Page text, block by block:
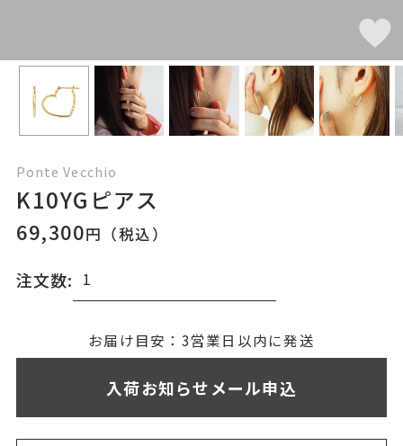
Ponte Vecchio
K10YGピアス
69,300円（税込）
注文数:
(刻印について)※必ず選択ください
お届け目安：3営業日以内に発送
入荷お知らせメール申込